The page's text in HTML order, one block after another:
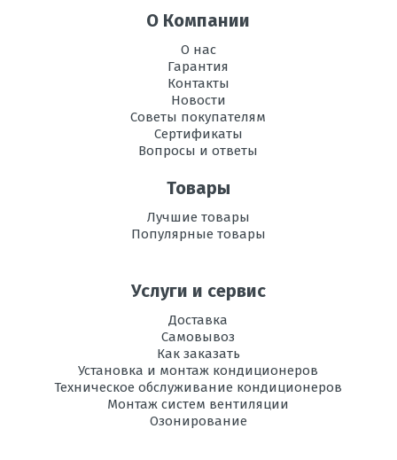
О Компании
О нас
Гарантия
Контакты
Новости
Советы покупателям
Сертификаты
Вопросы и ответы
Товары
Лучшие товары
Популярные товары
Услуги и сервис
Доставка
Самовывоз
Как заказать
Установка и монтаж кондиционеров
Техническое обслуживание кондиционеров
Монтаж систем вентиляции
Озонирование